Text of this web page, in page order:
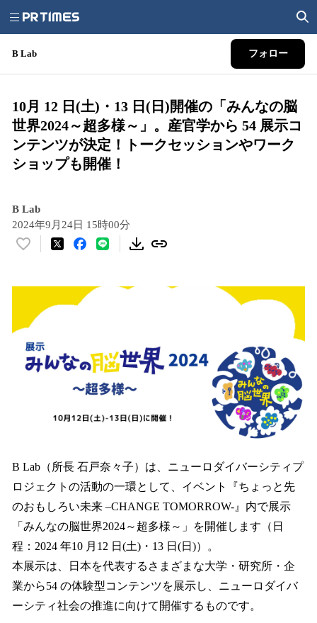
B Lab フォロー
10月 12 日(土)・13 日(日)開催の「みんなの脳
世界2024～超多様～」。産官学から 54 展示コ
ンテンツが決定！トークセッションやワーク
ショップも開催！
B Lab
2024年9月24日 15時00分
い
を
読
み
込
B Lab（所長 石戸奈々子）は、ニューロダイバーシティプ
ロジェクトの活動の一環として、イベント『ちょっと先
のおもしろい未来 –CHANGE TOMORROW-』内で展示
「みんなの脳世界2024～超多様～」を開催します（日
程：2024 年10 月12 日(土)・13 日(日)）。
本展示は、日本を代表するさまざまな大学・研究所・企
業から54 の体験型コンテンツを展示し、ニューロダイバ
ーシティ社会の推進に向けて開催するものです。